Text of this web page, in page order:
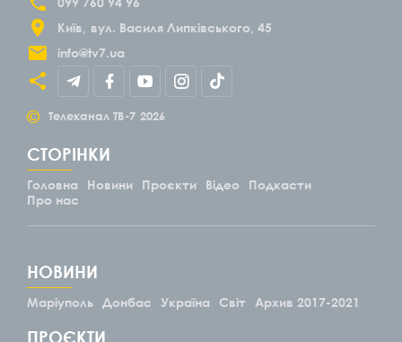
Київ
вул. Василя Липківського, 45
info@tv7.ua
© Телеканал ТВ-7 2026
СТОРІНКИ
Головна Новини Проєкти Відео
Подкасти
Про нас
НОВИНИ
Маріуполь Донбас Україна Світ Архив 2017-2021
ПРОЄКТИ